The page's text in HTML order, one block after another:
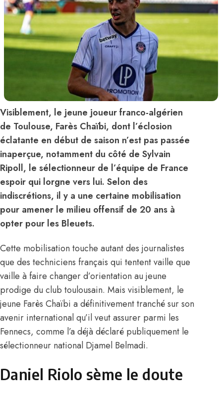
Visiblement, le jeune joueur franco-algérien
de Toulouse, Farès Chaïbi, dont l’éclosion
éclatante en début de saison n’est pas passée
inaperçue, notamment du côté de Sylvain
Ripoll, le sélectionneur de l’équipe de France
espoir qui lorgne vers lui. Selon des
indiscrétions, il y a une certaine mobilisation
pour amener le milieu offensif de 20 ans à
opter pour les Bleuets.
Cette mobilisation touche autant des journalistes
que des techniciens français qui tentent vaille que
vaille à faire changer d’orientation au jeune
prodige du club toulousain. Mais visiblement, le
jeune Farès Chaïbi a définitivement tranché sur son
avenir international qu’il veut assurer parmi les
Fennecs, comme l’a déjà déclaré publiquement le
sélectionneur national Djamel Belmadi.
Daniel Riolo sème le doute